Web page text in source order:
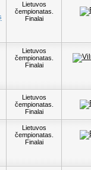
Lietuvos
čempionatas.
Finalai
Lietuvos
čempionatas.
Finalai
Lietuvos
čempionatas.
Finalai
Lietuvos
čempionatas.
Finalai